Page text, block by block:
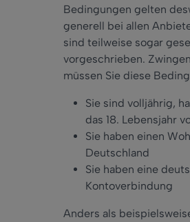
Bedingungen gelten
generell bei allen
sind teilweise sogar
vorgeschrieben.
müssen Sie diese
Sie sind volljährig,
das 18. Lebensjahr
Sie haben einen
Deutschland
Sie haben eine
Kontoverbindung
Anders als